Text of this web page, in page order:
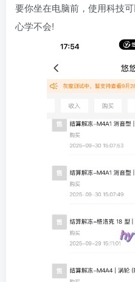
要你坐在电脑前，使用科技
心学不会!